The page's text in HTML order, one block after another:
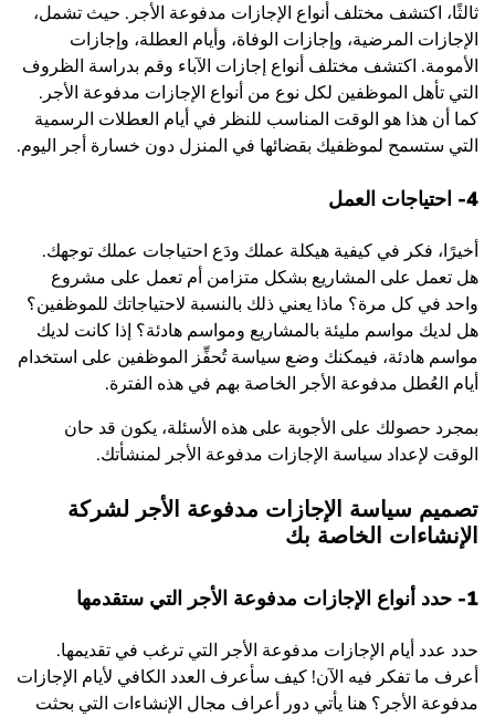
ثالثًا، اكتشف مختلف أنواع الإجازات مدفوعة الأجر. حيث تشمل،
الإجازات المرضية، وإجازات الوفاة، وأيام العطلة، وإجازات
الأمومة. اكتشف مختلف أنواع إجازات الآباء وقم بدراسة الظروف
التي تأهل الموظفين لكل نوع من أنواع الإجازات مدفوعة الأجر.
كما أن هذا هو الوقت المناسب للنظر في أيام العطلات الرسمية
التي ستسمح لموظفيك بقضائها في المنزل دون خسارة أجر اليوم.
4- احتياجات العمل
أخيرًا، فكر في كيفية هيكلة عملك ودَع احتياجات عملك توجهك.
هل تعمل على المشاريع بشكل متزامن أم تعمل على مشروع
واحد في كل مرة؟ ماذا يعني ذلك بالنسبة لاحتياجاتك للموظفين؟
هل لديك مواسم مليئة بالمشاريع ومواسم هادئة؟ إذا كانت لديك
مواسم هادئة، فيمكنك وضع سياسة تُحفِّز الموظفين على استخدام
أيام العُطل مدفوعة الأجر الخاصة بهم في هذه الفترة.
بمجرد حصولك على الأجوبة على هذه الأسئلة، يكون قد حان
الوقت لإعداد سياسة الإجازات مدفوعة الأجر لمنشأتك.
تصميم سياسة الإجازات مدفوعة الأجر لشركة
الإنشاءات الخاصة بك
1- حدد أنواع الإجازات مدفوعة الأجر التي ستقدمها
حدد عدد أيام الإجازات مدفوعة الأجر التي ترغب في تقديمها.
أعرف ما تفكر فيه الآن! كيف سأعرف العدد الكافي لأيام الإجازات
مدفوعة الأجر؟ هنا يأتي دور أعراف مجال الإنشاءات التي بحثت